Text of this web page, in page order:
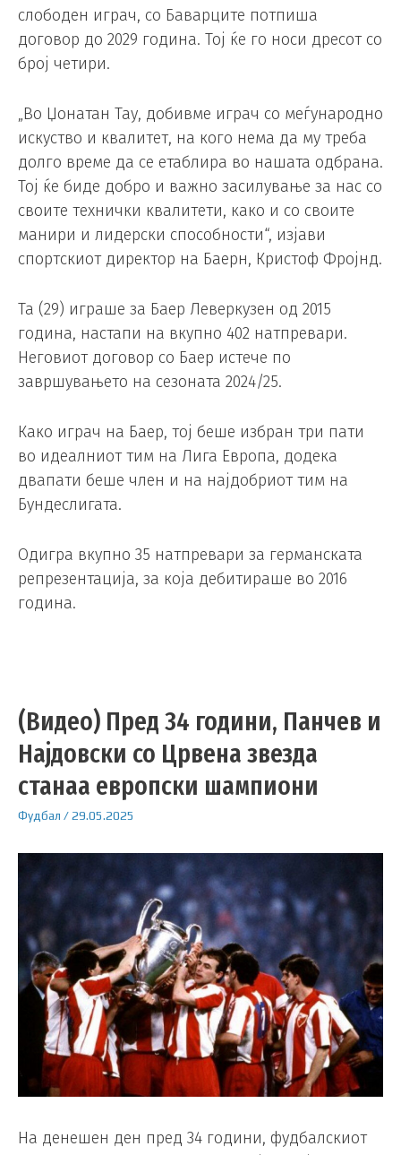
слободен играч, со Баварците потпиша
договор до 2029 година. Тој ќе го носи дресот со
број четири.
„Во Џонатан Тау, добивме играч со меѓународно
искуство и квалитет, на кого нема да му треба
долго време да се етаблира во нашата одбрана.
Тој ќе биде добро и важно засилување за нас со
своите технички квалитети, како и со своите
манири и лидерски способности“, изјави
спортскиот директор на Баерн, Кристоф Фројнд.
Та (29) играше за Баер Леверкузен од 2015
година, настапи на вкупно 402 натпревари.
Неговиот договор со Баер истече по
завршувањето на сезоната 2024/25.
Како играч на Баер, тој беше избран три пати
во идеалниот тим на Лига Европа, додека
двапати беше член и на најдобриот тим на
Бундеслигата.
Одигра вкупно 35 натпревари за германската
репрезентација, за која дебитираше во 2016
година.
(Видео) Пред 34 години, Панчев и
Најдовски со Црвена звезда
станаа европски шампиони
Фудбал /29.05.2025
На денешен ден пред 34 години, фудбалскиот